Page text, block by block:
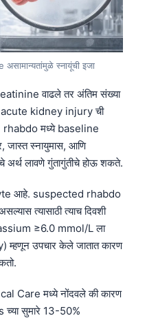
स्नायूंची इजा
वाढले तर अंतिम संख्या
acute kidney injury ची
rhabdo मध्ये baseline
जास्त स्नायुमास, आणि
लावणे गुंतागुंतीचे होऊ शकते.
आहे. suspected rhabdo
त्यासाठी त्याच दिवशी
≥6.0 mmol/L ला
म्हणून उपचार केले जातात कारण
Care मध्ये नोंदवले की कारण
सुमारे 13-50%